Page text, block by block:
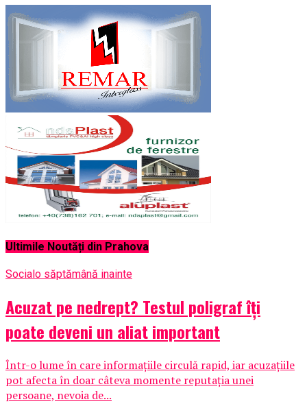
Ultimile Noutăți din Prahova
Social o săptămână inainte
Acuzat pe nedrept? Testul poligraf îţi
poate deveni un aliat important
Într-o lume în care informațiile circulă rapid, iar acuzațiile
pot afecta în doar câteva momente reputația unei
persoane, nevoia de...